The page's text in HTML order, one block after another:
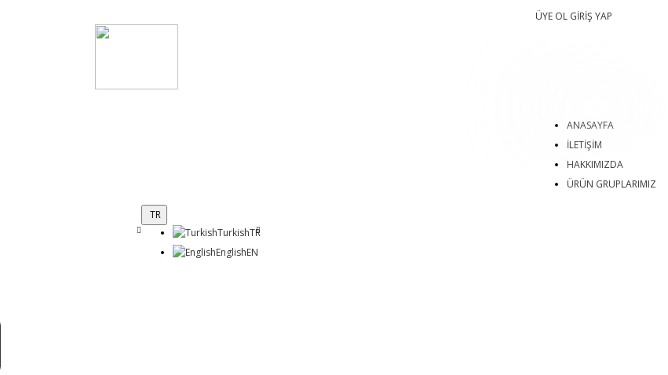
ÜYE OL GİRİŞ YAP
ANASAYFA
İLETİŞİM
HAKKIMIZDA
ÜRÜN GRUPLARIMIZ
TR
TurkishTR
EnglishEN